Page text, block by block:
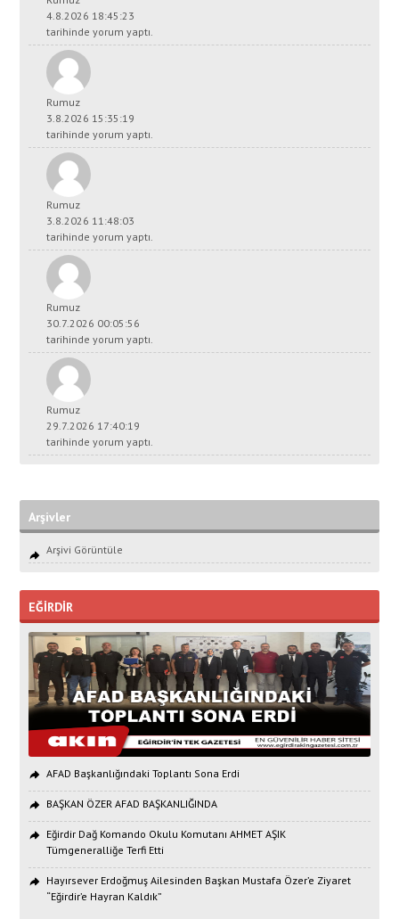
4.8.2026 18:45:23
tarihinde yorum yaptı.
Rumuz
3.8.2026 15:35:19
tarihinde yorum yaptı.
Rumuz
3.8.2026 11:48:03
tarihinde yorum yaptı.
Rumuz
30.7.2026 00:05:56
tarihinde yorum yaptı.
Rumuz
29.7.2026 17:40:19
tarihinde yorum yaptı.
Arşivler
Arşivi Görüntüle
EĞİRDİR
AFAD Başkanlığındaki Toplantı Sona Erdi
BAŞKAN ÖZER AFAD BAŞKANLIĞINDA
Eğirdir Dağ Komando Okulu Komutanı AHMET AŞIK
Tümgeneralliğe Terfi Etti
Hayırsever Erdoğmuş Ailesinden Başkan Mustafa Özer’e Ziyaret
“Eğirdir’e Hayran Kaldık”